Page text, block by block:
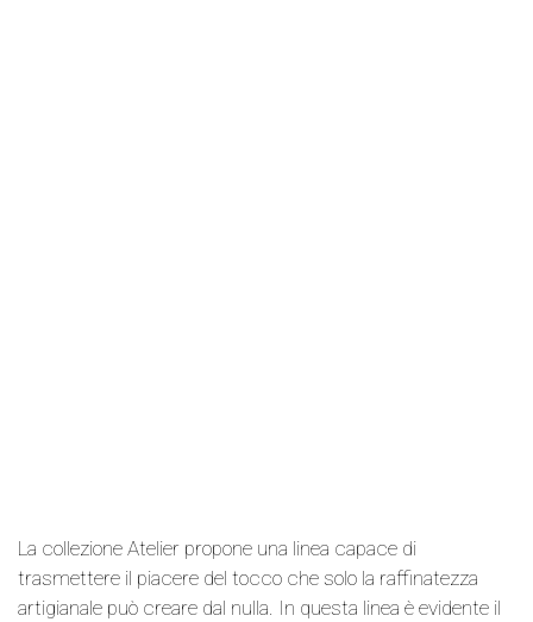
La collezione Atelier propone una linea capace di
trasmettere il piacere del tocco che solo la raffinatezza
artigianale può creare dal nulla. In questa linea è evidente il